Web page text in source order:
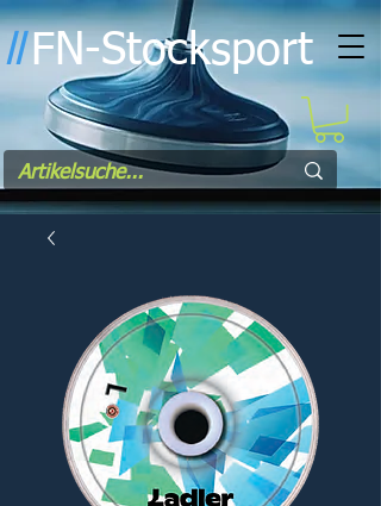
ll FN-Stocksport